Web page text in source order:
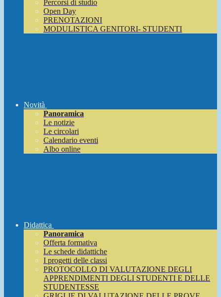
Percorsi di studio
Open Day
PRENOTAZIONI
MODULISTICA GENITORI- STUDENTI
Novità
Panoramica
Le notizie
Le circolari
Calendario eventi
Albo online
Didattica
Panoramica
Offerta formativa
Le schede didattiche
I progetti delle classi
PROTOCOLLO DI VALUTAZIONE DEGLI
APPRENDIMENTI DEGLI STUDENTI E DELLE
STUDENTESSE